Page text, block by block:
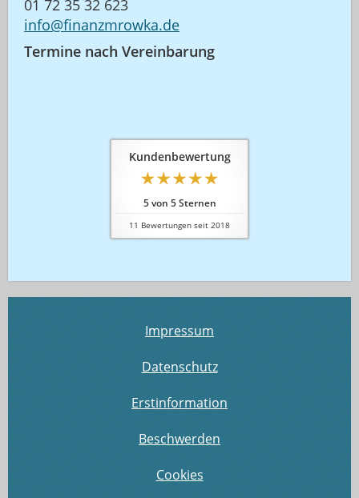
01 72 35 32 623
info@finanzmrowka.de
Termine nach Vereinbarung
Kundenbewertung
5von 5Sternen
11 Bewertungen seit 2018
Impressum
Datenschutz
Erstinformation
Beschwerden
Cookies